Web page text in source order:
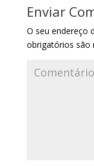
Enviar
O seu endereço
obrigatórios são